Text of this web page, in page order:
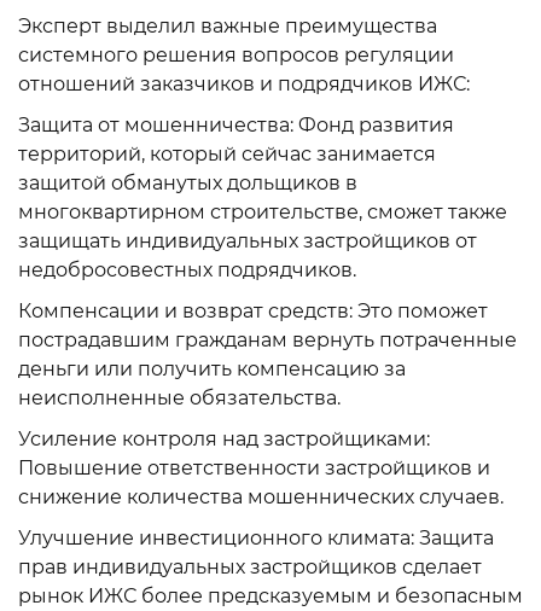
Эксперт выделил важные преимущества
системного решения вопросов регуляции
отношений заказчиков и подрядчиков ИЖС:
Защита от мошенничества: Фонд развития
территорий, который сейчас занимается
защитой обманутых дольщиков в
многоквартирном строительстве, сможет также
защищать индивидуальных застройщиков от
недобросовестных подрядчиков.
Компенсации и возврат средств: Это поможет
пострадавшим гражданам вернуть потраченные
деньги или получить компенсацию за
неисполненные обязательства.
Усиление контроля над застройщиками:
Повышение ответственности застройщиков и
снижение количества мошеннических случаев.
Улучшение инвестиционного климата: Защита
прав индивидуальных застройщиков сделает
рынок ИЖС более предсказуемым и безопасным